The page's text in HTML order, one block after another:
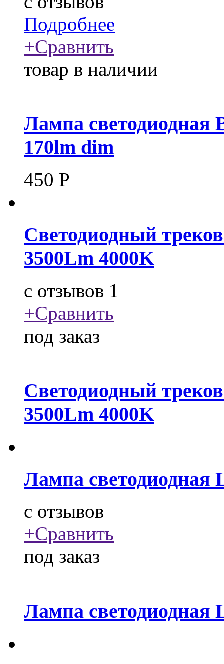
Подробнее
+Сравнить
товар в наличии
Лампа светодиодная
170lm dim
450 Р
Светодиодный
3500Lm 4000K
c отзывов 1
+Сравнить
под заказ
Светодиодный
3500Lm 4000K
Лампа светодиодная
c отзывов
+Сравнить
под заказ
Лампа светодиодная